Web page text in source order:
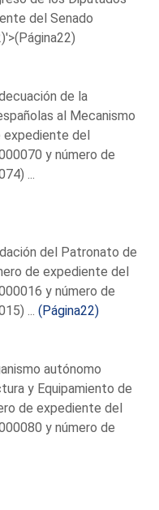
del Senado
de la
al Mecanismo
expediente del
y número de
...
del Patronato de
de expediente del
y número de
...(Página22)
autónomo
y Equipamiento de
de expediente del
y número de